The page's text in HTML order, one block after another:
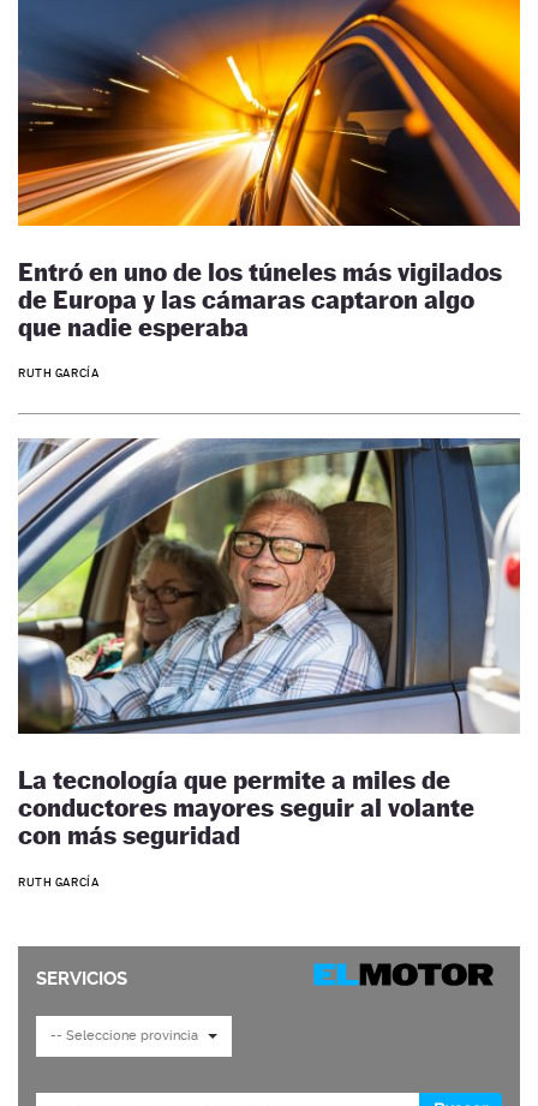
Entró en uno de los túneles más vigilados
de Europa y las cámaras captaron algo
que nadie esperaba
RUTH GARCÍA
La tecnología que permite a miles de
conductores mayores seguir al volante
con más seguridad
RUTH GARCÍA